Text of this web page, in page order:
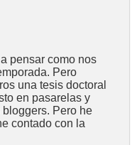
pensar como nos
Pero
una tesis doctoral
en pasarelas y
Pero he
contado con la